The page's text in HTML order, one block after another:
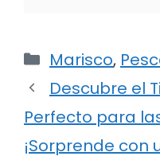
Categorías
Marisco,
Descubre el
Perfecto para
¡Sorprende con